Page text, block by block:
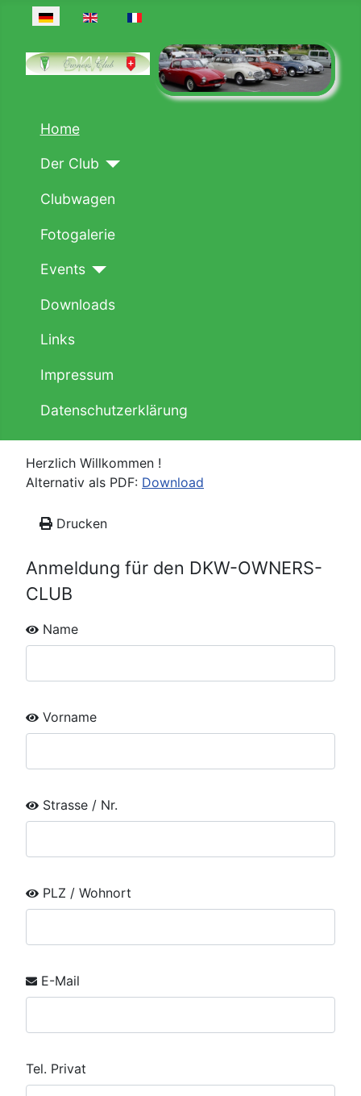
Sprache auswählen
Home
Der Club
Clubwagen
Fotogalerie
Events
Downloads
Links
Impressum
Datenschutzerklärung
Herzlich Willkommen !
Alternativ als PDF: Download
Drucken
Anmeldung für den DKW-OWNERS-
CLUB
Name
Vorname
Strasse / Nr.
PLZ / Wohnort
E-Mail
Tel. Privat